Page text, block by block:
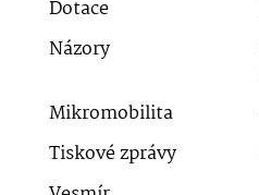
Dotace
Názory
Mikromobilita
Tiskové zprávy